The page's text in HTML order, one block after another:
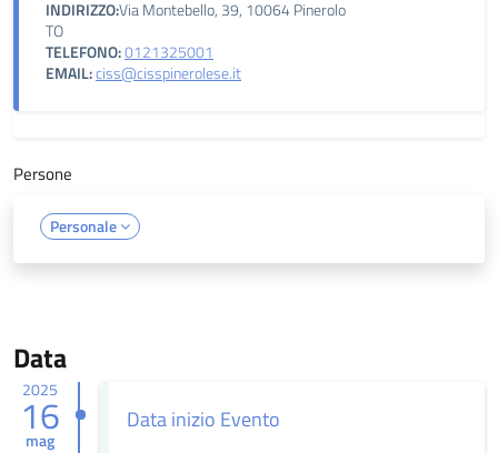
INDIRIZZO:Via Montebello, 39, 10064 Pinerolo
TO
TELEFONO:0121325001
EMAIL:ciss@cisspinerolese.it
Persone
Personale
Data
2025
16
mag
Data inizio Evento